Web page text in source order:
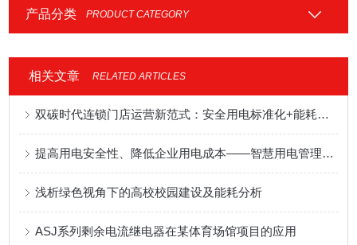
产品分类 PRODUCT CATEGORY
相关文章 RELATED ARTICLES
双碳时代连锁门店运营新范式：安全用电标准化+能耗管理数字化
提高用电安全性、降低企业用电成本——智慧用电管理解决方案
浅析绿色视角下的高校校园建设及能耗分析
ASJ系列剩余电流继电器在某体育场馆项目的应用